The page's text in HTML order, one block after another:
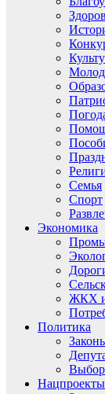
Семья
Спорт
Экономика
ЖКХ и
Политика
Нацпроекты